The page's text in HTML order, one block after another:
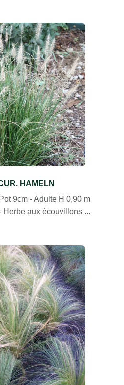
HAMELN
Pot 9cm - Adulte H 0,90 m
Herbe aux écouvillons ...